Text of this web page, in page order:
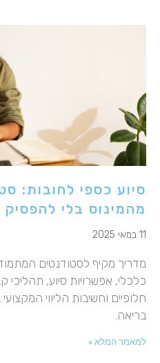
סיוע כספי לחובות:
מהמינוס בלי להפסיק
11 במאי 2025
מדריך מקיף לסטודנטים
כלכלי, אפשרויות סיוע, תהליכי
חלופיים וחשיבות הליווי
בריאה.
למאמר המלא »